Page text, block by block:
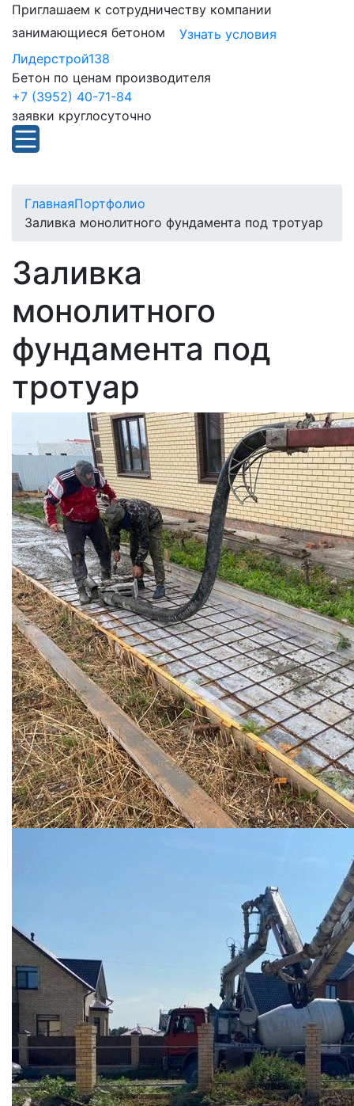
Приглашаем к сотрудничеству компании
занимающиеся бетоном
Узнать условия
Лидерстрой138
Бетон по ценам производителя
+7 (3952) 40-71-84
заявки круглосуточно
ГлавнаяПортфолио
Заливка монолитного фундамента под тротуар
Заливка
монолитного
фундамента под
тротуар